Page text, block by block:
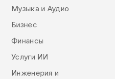
Музыка и Аудио
Бизнес
Финансы
Услуги ИИ
Инженерия и